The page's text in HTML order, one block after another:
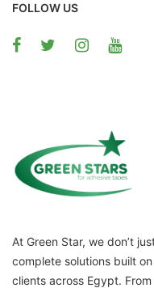
FOLLOW US
At Green Star, we don’t
complete solutions built
clients across Egypt.